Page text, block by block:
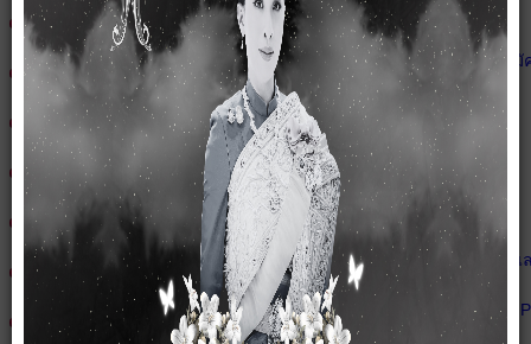
นโยบายการคุ้มครองข้อมูลส่วนบุคคล(Privacy Policy)
(ลว.31 พ.ค.65)
นโยบายข้อมูลส่วนบุคคลสำหรับกรรมการ ผู้ตรวจสอบกิจการและผู้สมั
(ลว.31 พ.ค.65)
นโยบายข้อมูลส่วนบุคคลสำหรับสมาชิก
(ลว.31 พ.ค.65)
นโยบายข้อมูลส่วนบุคคลสำหรับกล้องโทรทัศน์วงจรปิด(CCTV)
(ลว.31 พ.ค.65)
นโยบายข้อมูลส่วนบุคคลสำหรับคู่ค้าทางธุรกิจและผู้เกี่ยวข้อง
(ลว.31 พ.ค.65)
นโยบายข้อมูลส่วนบุคคลสำหรับผู้จัดการเจ้าหน้าที่ พนักงาน ลูกจ้าง แ
(ลว.31 พ.ค.65)
นโยบายข้อมูลส่วนบุคคลสำหรับสำหรับผู้ใช้บริการเว็บไซต์(Cookies
(ลว.31 พ.ค.65)